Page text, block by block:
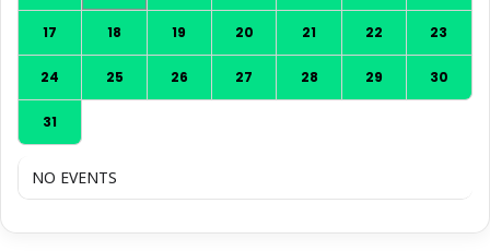
17 18 19 20 21 22 23
24 25 26 27 28 29 30
31
NO EVENTS